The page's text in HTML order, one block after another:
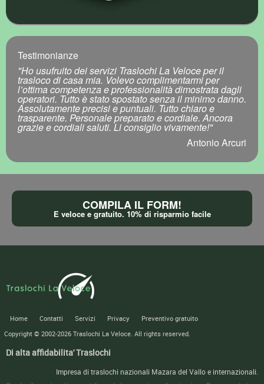
Testimonianze
"Ho usufruito dei servizi Traslochi La Veloce per il
trasloco di casa mia. Volevo complimentarmi per
l’ottima competenza e professionalità dimostrata dagli
operatori. Tutto è stato spostato senza il minimo danno.
Assolutamente precisi e puntuali. Tutto chiaro e
trasparente. Personale preparato e cordiale. Ancora
grazie e cordiali saluti. Li consiglio vivamente!"
Antonio Arcuri
COMPILA IL FORM!
E veloce e gratuito. 10% di risparmio facile
Home Contatti Servizi Privacy
Preventivo gratuito
Copyright © 2002-2026 Traslochi La Veloce. All rights reserved.
Di alta affidabilita' Traslochi
Impresa di traslochi nazionali Mazara del Vallo e internazionali.